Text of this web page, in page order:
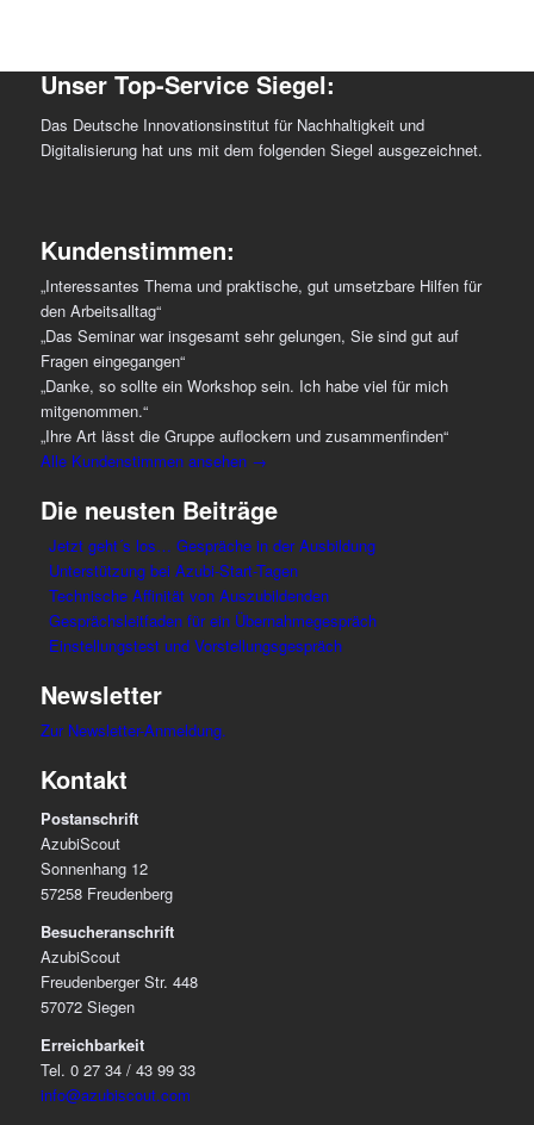
Unser Top-Service Siegel:
Das Deutsche Innovationsinstitut für Nachhaltigkeit und
Digitalisierung hat uns mit dem folgenden Siegel ausgezeichnet.
Kundenstimmen:
„Interessantes Thema und praktische, gut umsetzbare Hilfen für
den Arbeitsalltag“
„Das Seminar war insgesamt sehr gelungen, Sie sind gut auf
Fragen eingegangen“
„Danke, so sollte ein Workshop sein. Ich habe viel für mich
mitgenommen.“
„Ihre Art lässt die Gruppe auflockern und zusammenfinden“
Alle Kundenstimmen ansehen →
Die neusten Beiträge
Jetzt geht´s los… Gespräche in der Ausbildung
Unterstützung bei Azubi-Start-Tagen
Technische Affinität von Auszubildenden
Gesprächsleitfaden für ein Übernahmegespräch
Einstellungstest und Vorstellungsgespräch
Newsletter
Zur Newsletter-Anmeldung.
Kontakt
Postanschrift
AzubiScout
Sonnenhang 12
57258 Freudenberg
Besucheranschrift
AzubiScout
Freudenberger Str. 448
57072 Siegen
Erreichbarkeit
Tel. 0 27 34 / 43 99 33
info@azubiscout.com